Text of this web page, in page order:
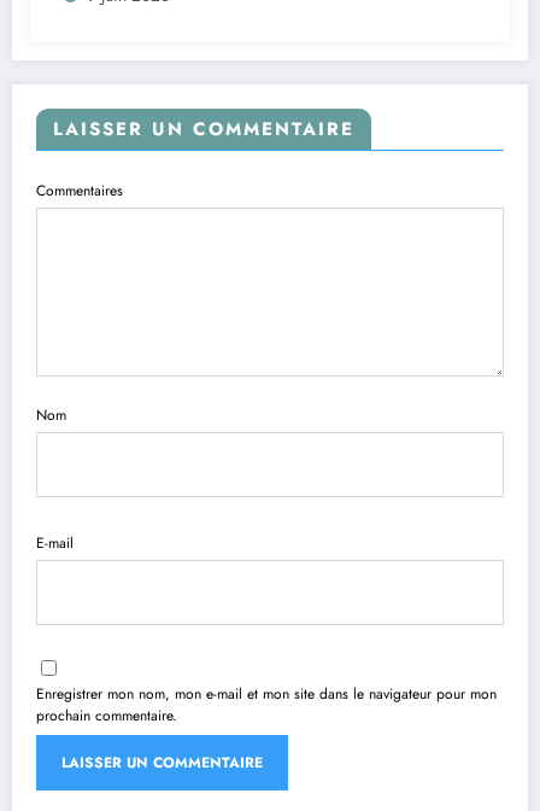
LAISSER UN COMMENTAIRE
Commentaires
Nom
E-mail
Enregistrer mon nom, mon e-mail et mon site dans le navigateur pour mon
prochain commentaire.